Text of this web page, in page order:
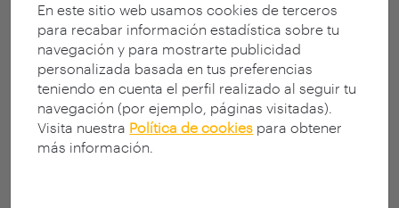
En este sitio web usamos cookies de terceros
para recabar información estadística sobre tu
navegación y para mostrarte publicidad
personalizada basada en tus preferencias
teniendo en cuenta el perfil realizado al seguir tu
navegación (por ejemplo, páginas visitadas).
Visita nuestra Política de cookies para obtener
más información.